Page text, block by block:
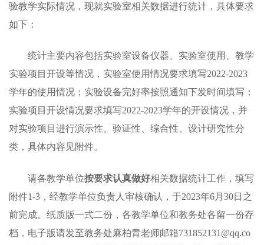
验教学实际情况， 现就实验室相关数据进行统计，具体要求
如下：
统计主要内容包括实验室设备仪器、实验室使用、教学
实验项目开设等情况，实验室使用情况要求填写2022-2023
学年的使用情况；实验设备完好率按照通知下发时间填写；
实验项目开设情况要求填写2022-2023学年的开设情况，并
对实验项目进行演示性、验证性、综合性、设计研究性分
类，具体内容见附件。
请各教学单位按要求认真做好相关数据统计工作，填写
附件1-3，经教学单位负责人审核确认，于2023年6月30日之
前完成。纸质版一式二份，各教学单位和教务处各留一份存
档，电子版请发至教务处麻柏青老师邮箱731852131@qq.co